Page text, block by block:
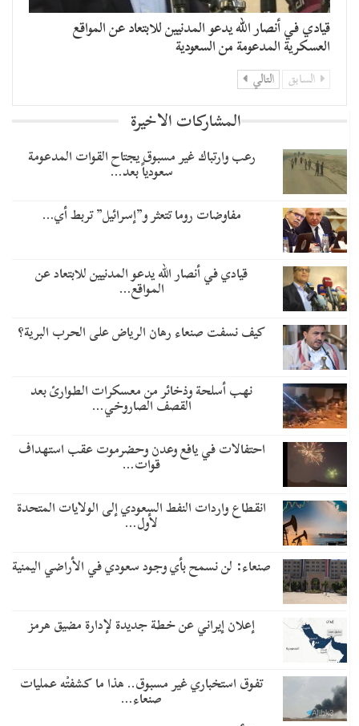
قيادي في أنصار الله يدعو المدنيين للابتعاد عن المواقع
العسكرية المدعومة من السعودية
السابق التالي
المشاركات الاخيرة
رعب وارتباك غير مسبوق يجتاح القوات المدعومة
سعودياً بعد…
مفاوضات روما تتعثر و”إسرائيل” تربط أي…
قيادي في أنصار الله يدعو المدنيين للابتعاد عن
المواقع…
كيف نسفت صنعاء رهان الرياض على الحرب البرية؟
نهب أسلحة وذخائر من معسكرات الطوارئ بعد
القصف الصاروخي…
احتفالات في يافع وعدن وحضرموت عقب استهداف
قوات…
انقطاع واردات النفط السعودي إلى الولايات المتحدة
لأول…
صنعاء: لن نسمح بأي وجود سعودي في الأراضي اليمنية
إعلان إيراني عن خطة جديدة لإدارة مضيق هرمز
تفوق استخباري غير مسبوق.. هذا ما كشفتْه عمليات
صنعاء…